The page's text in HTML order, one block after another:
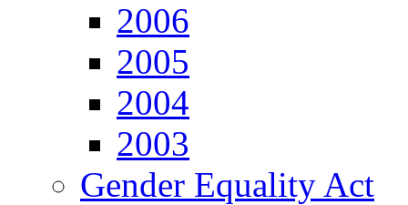
2006
2005
2004
2003
Gender Equality Act